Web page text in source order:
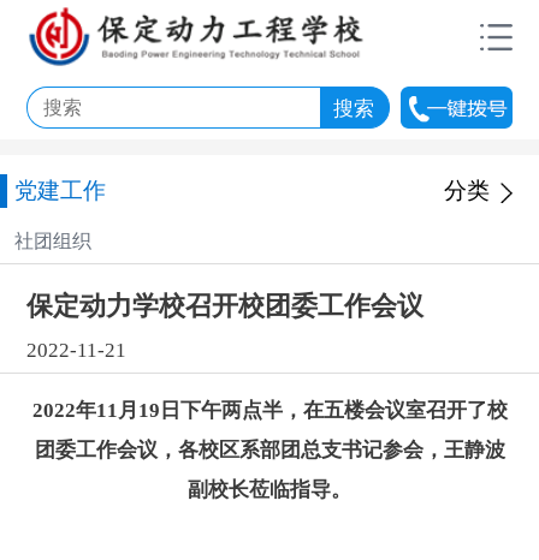
党建工作 分类
社团组织
保定动力学校召开校团委工作会议
2022-11-21
2022年11月 19 日 下午两点半，在五楼会议室召开了校
团委工作会议，各校区系部团总支书记参会，王静波
副校长莅临指导。